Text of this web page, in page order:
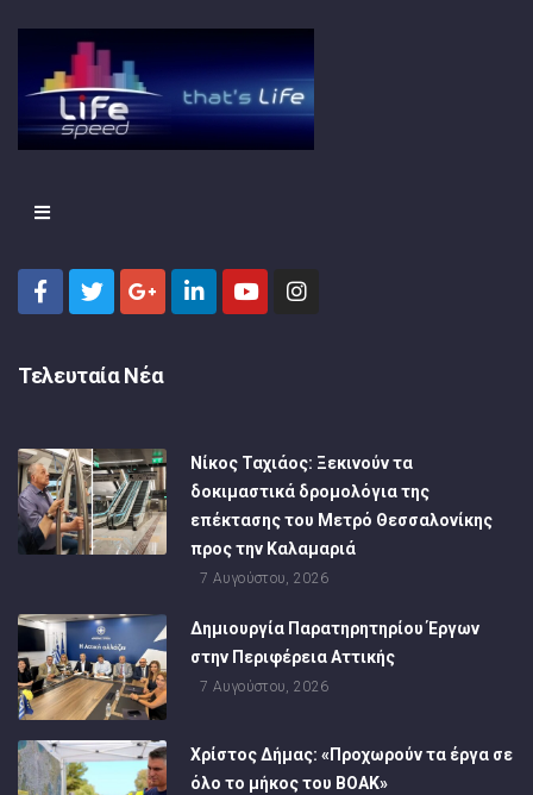
Τελευταία Νέα
Νίκος Ταχιάος: Ξεκινούν τα
δοκιμαστικά δρομολόγια της
επέκτασης του Μετρό Θεσσαλονίκης
προς την Καλαμαριά
7 Αυγούστου, 2026
Δημιουργία Παρατηρητηρίου Έργων
στην Περιφέρεια Αττικής
7 Αυγούστου, 2026
Χρίστος Δήμας: «Προχωρούν τα έργα σε
όλο το μήκος του ΒΟΑΚ»